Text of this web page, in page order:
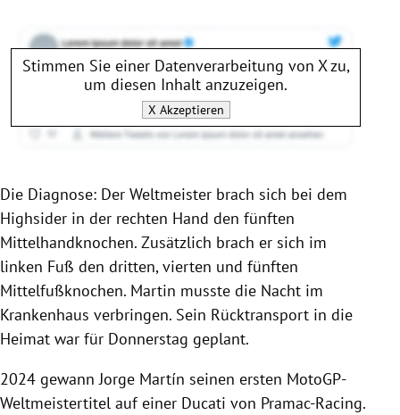
Stimmen Sie einer Datenverarbeitung von Xzu,
um diesen Inhalt anzuzeigen.
X Akzeptieren
Die Diagnose: Der Weltmeister brach sich bei dem
Highsider in der rechten Hand den fünften
Mittelhandknochen. Zusätzlich brach er sich im
linken Fuß den dritten, vierten und fünften
Mittelfußknochen. Martin musste die Nacht im
Krankenhaus verbringen. Sein Rücktransport in die
Heimat war für Donnerstag geplant.
2024 gewann Jorge Martín seinen ersten MotoGP-
Weltmeistertitel auf einer Ducati von Pramac-Racing.